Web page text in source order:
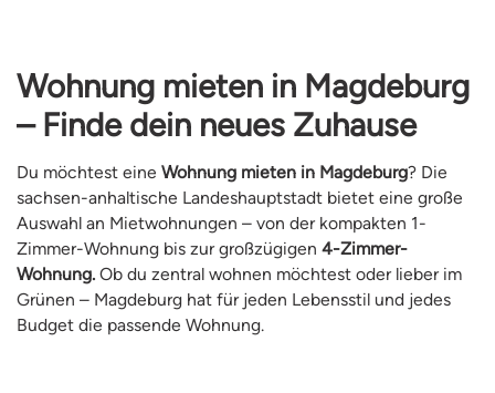
Wohnung mieten in Magdeburg
– Finde dein neues Zuhause
Du möchtest eine Wohnung mieten in Magdeburg? Die
sachsen-anhaltische Landeshauptstadt bietet eine große
Auswahl an Mietwohnungen – von der kompakten 1-
Zimmer-Wohnung bis zur großzügigen 4-Zimmer-
Wohnung. Ob du zentral wohnen möchtest oder lieber im
Grünen – Magdeburg hat für jeden Lebensstil und jedes
Budget die passende Wohnung.